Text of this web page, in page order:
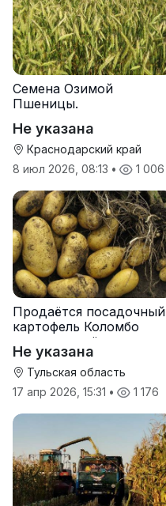
Семена Озимой
Пшеницы.
Не указана
Краснодарский край
8 июл 2026, 08:13 • 1 006
Продаётся посадочный
картофель Коломбо
оптом от трёх тонн
Не указана
Тульская область
17 апр 2026, 15:31 • 1 176